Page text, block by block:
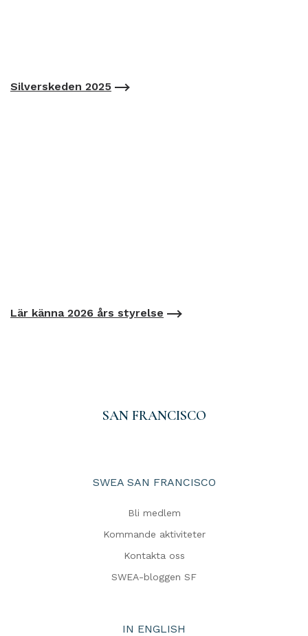
Silverskeden 2025
Lär känna 2026 års styrelse
SAN FRANCISCO
SWEA SAN FRANCISCO
Bli medlem
Kommande aktiviteter
Kontakta oss
SWEA-bloggen SF
IN ENGLISH